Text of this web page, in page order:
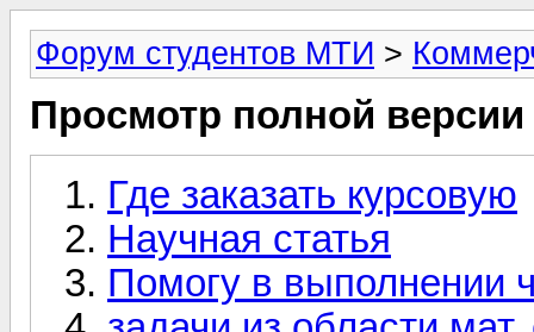
Форум студентов МТИ >
Просмотр полной
Где заказать курсовую
Научная статья
Помогу в выполнении